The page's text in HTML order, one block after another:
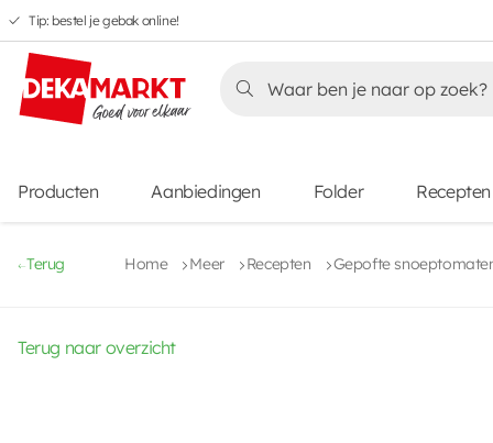
Overslaan
naar
hoofdnavigatie
Overslaan
naar
hoofdinhoud
Overslaan
naar
voettekstinhoud
Overslaan
naar
aanbiedingen
Tip: bestel je gebak online!
Producten Aanbiedingen Folder Recepten
Terug Home Meer Recepten Gepofte
Terug naar overzicht